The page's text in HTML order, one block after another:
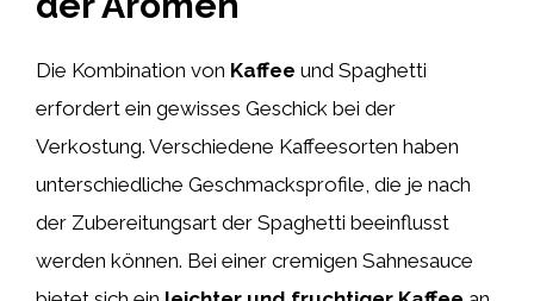
Die Kombination von Kaffee und Spaghetti
erfordert ein gewisses Geschick bei der
Verkostung. Verschiedene Kaffeesorten haben
unterschiedliche Geschmacksprofile, die je nach
der Zubereitungsart der Spaghetti beeinflusst
werden können. Bei einer cremigen Sahnesauce